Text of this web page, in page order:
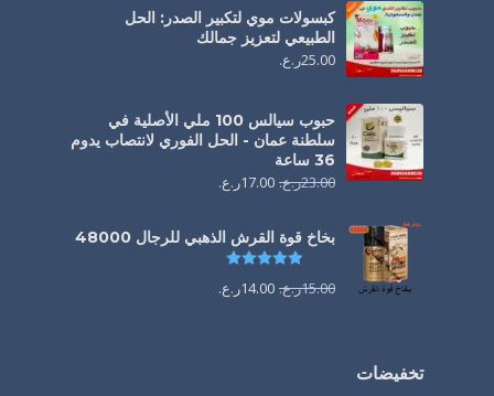
كبسولات موي لتكبير الصدر: الحل
الطبيعي لتعزيز جمالك
25.00ر.ع.
حبوب سيالس 100 ملي الأصلية في
سلطنة عمان - الحل الفوري لانتصاب يدوم
36 ساعة
23.00ر.ع. 17.00ر.ع.
بخاخ قوة القرش الذهبي للرجال 48000
تم التقييم
15.00ر.ع. 14.00ر.ع.
تخفيضات